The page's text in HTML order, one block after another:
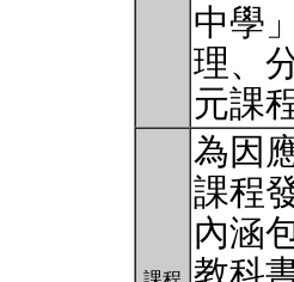
中學
理、
元課
為因
課程
內涵
教科